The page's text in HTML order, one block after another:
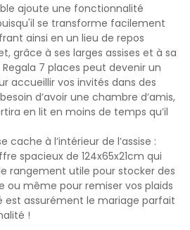
ajoute une fonctionnalité
se transforme facilement
ainsi en un lieu de repos
grâce à ses larges assises et à sa
7 places peut devenir un
accueillir vos invités dans des
d’avoir une chambre d’amis,
en lit en moins de temps qu’il
cache à l’intérieur de l’assise :
spacieux de 124x65x21cm qui
rangement utile pour stocker des
ou même pour remiser vos plaids
est assurément le mariage parfait
!